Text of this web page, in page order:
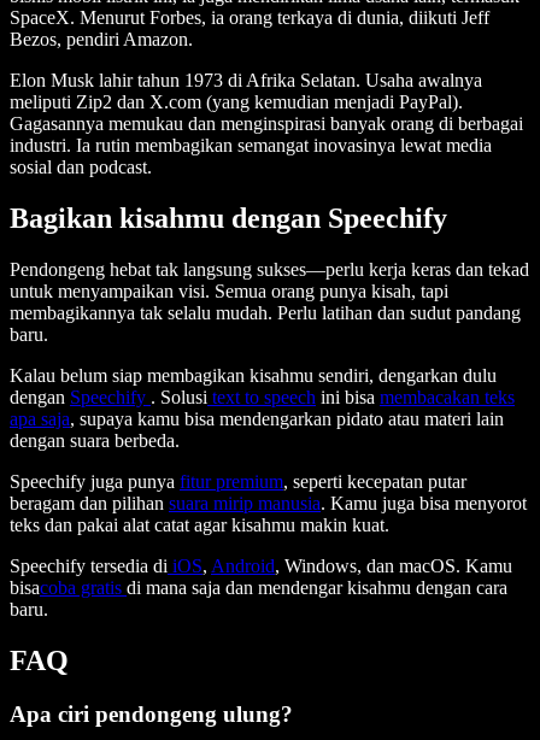
SpaceX. Menurut Forbes, ia orang terkaya di dunia, diikuti Jeff
Bezos, pendiri Amazon.
Elon Musk lahir tahun 1973 di Afrika Selatan. Usaha awalnya
meliputi Zip2 dan X.com (yang kemudian menjadi PayPal).
Gagasannya memukau dan menginspirasi banyak orang di berbagai
industri. Ia rutin membagikan semangat inovasinya lewat media
sosial dan podcast.
Bagikan kisahmu dengan Speechify
Pendongeng hebat tak langsung sukses—perlu kerja keras dan tekad
untuk menyampaikan visi. Semua orang punya kisah, tapi
membagikannya tak selalu mudah. Perlu latihan dan sudut pandang
baru.
Kalau belum siap membagikan kisahmu sendiri, dengarkan dulu
dengan Speechify . Solusi text to speech ini bisa membacakan teks
apa saja, supaya kamu bisa mendengarkan pidato atau materi lain
dengan suara berbeda.
Speechify juga punya fitur premium, seperti kecepatan putar
beragam dan pilihan suara mirip manusia. Kamu juga bisa menyorot
teks dan pakai alat catat agar kisahmu makin kuat.
Speechify tersedia di iOS, Android, Windows, dan macOS. Kamu
bisacoba gratis di mana saja dan mendengar kisahmu dengan cara
baru.
FAQ
Apa ciri pendongeng ulung?